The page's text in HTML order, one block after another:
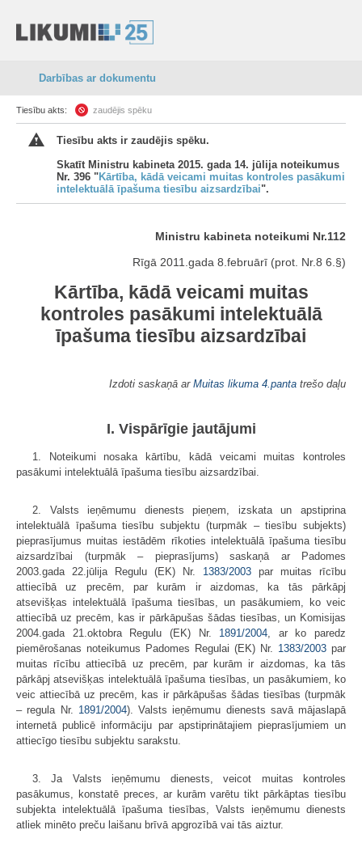
Darbības ar dokumentu
Tiesību akts: zaudējis spēku
Tiesību akts ir zaudējis spēku.
Skatīt Ministru kabineta 2015. gada 14. jūlija noteikumus
Nr. 396 "Kārtība, kādā veicami muitas kontroles pasākumi
intelektuālā īpašuma tiesību aizsardzībai".
Ministru kabineta noteikumi Nr.112
Rīgā 2011.gada 8.februārī (prot. Nr.8 6.§)
Kārtība, kādā veicami muitas
kontroles pasākumi intelektuālā
īpašuma tiesību aizsardzībai
Izdoti saskaņā ar Muitas likuma 4.panta trešo daļu
I. Vispārīgie jautājumi
1. Noteikumi nosaka kārtību, kādā veicami muitas kontroles
pasākumi intelektuālā īpašuma tiesību aizsardzībai.
2. Valsts ieņēmumu dienests pieņem, izskata un apstiprina
intelektuālā īpašuma tiesību subjektu (turpmāk – tiesību subjekts)
pieprasījumus muitas iestādēm rīkoties intelektuālā īpašuma tiesību
aizsardzībai (turpmāk – pieprasījums) saskaņā ar Padomes
2003.gada 22.jūlija Regulu (EK) Nr. 1383/2003 par muitas rīcību
attiecībā uz precēm, par kurām ir aizdomas, ka tās pārkāpj
atsevišķas intelektuālā īpašuma tiesības, un pasākumiem, ko veic
attiecībā uz precēm, kas ir pārkāpušas šādas tiesības, un Komisijas
2004.gada 21.oktobra Regulu (EK) Nr. 1891/2004 , ar ko paredz
piemērošanas noteikumus Padomes Regulai (EK) Nr. 1383/2003 par
muitas rīcību attiecībā uz precēm, par kurām ir aizdomas, ka tās
pārkāpj atsevišķas intelektuālā īpašuma tiesības, un pasākumiem, ko
veic attiecībā uz precēm, kas ir pārkāpušas šādas tiesības (turpmāk
– regula Nr. 1891/2004). Valsts ieņēmumu dienests savā mājaslapā
internetā publicē informāciju par apstiprinātajiem pieprasījumiem un
attiecīgo tiesību subjektu sarakstu.
3. Ja Valsts ieņēmumu dienests, veicot muitas kontroles
pasākumus, konstatē preces, ar kurām varētu tikt pārkāptas tiesību
subjekta intelektuālā īpašuma tiesības, Valsts ieņēmumu dienests
atliek minēto preču laišanu brīvā apgrozībā vai tās aiztur.